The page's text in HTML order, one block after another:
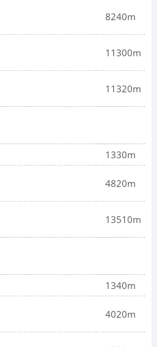
8240m
11300m
11320m
1330m
4820m
13510m
1340m
4020m